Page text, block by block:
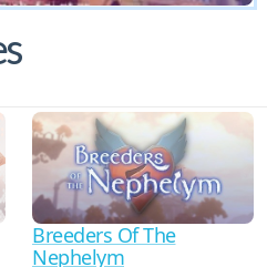
Breeders Of The
Nephelym